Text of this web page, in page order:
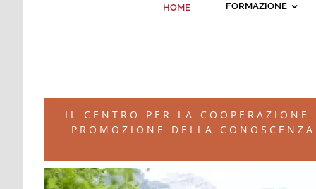
HOME FORMAZIONE
IL CENTRO PER LA
PROMOZIONE DELLA